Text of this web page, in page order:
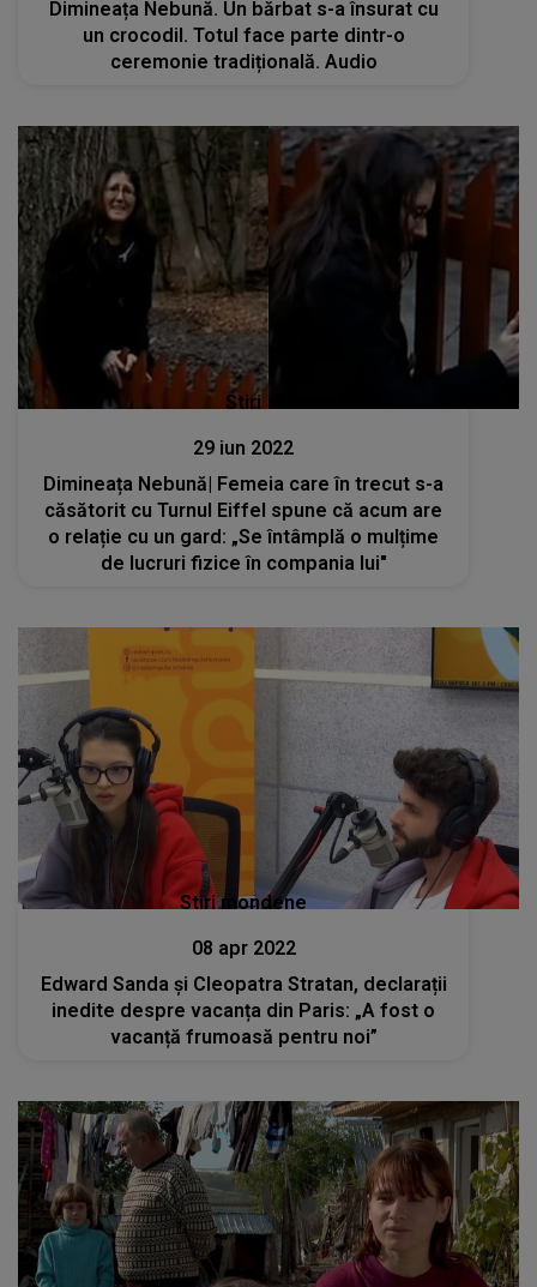
Dimineața Nebună. Un bărbat s-a însurat cu
un crocodil. Totul face parte dintr-o
ceremonie tradițională. Audio
Stiri
29 iun 2022
Dimineața Nebună| Femeia care în trecut s-a
căsătorit cu Turnul Eiffel spune că acum are
o relație cu un gard: „Se întâmplă o mulțime
de lucruri fizice în compania lui"
Stiri mondene
08 apr 2022
Edward Sanda și Cleopatra Stratan, declarații
inedite despre vacanța din Paris: „A fost o
vacanță frumoasă pentru noi”